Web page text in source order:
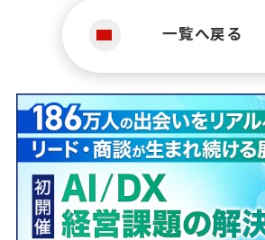
一覧へ戻る